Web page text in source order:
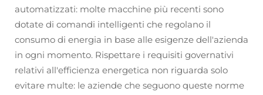
automatizzati: molte macchine più recenti sono
dotate di comandi intelligenti che regolano il
consumo di energia in base alle esigenze dell'azienda
in ogni momento. Rispettare i requisiti governativi
relativi all'efficienza energetica non riguarda solo
evitare multe: le aziende che seguono queste norme